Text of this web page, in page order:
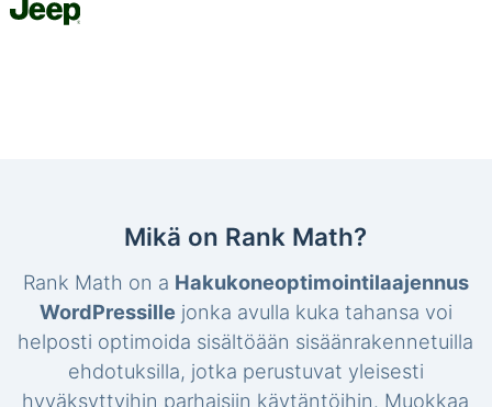
Mikä on Rank Math?
Rank Math on a Hakukoneoptimointilaajennus
WordPressille jonka avulla kuka tahansa voi
helposti optimoida sisältöään sisäänrakennetuilla
ehdotuksilla, jotka perustuvat yleisesti
hyväksyttyihin parhaisiin käytäntöihin. Muokkaa